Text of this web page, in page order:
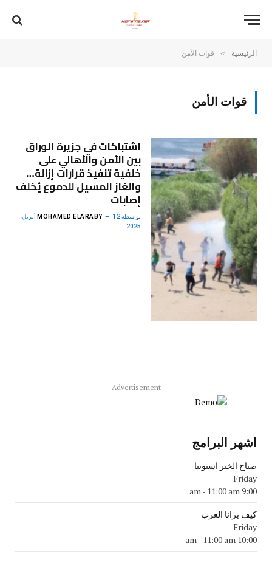
الرئيسية » قوات الأمن
قوات الأمن
اشتباكات في جزيرة الوراق
بين الأمن والأهالي على
خلفية تنفيذ قرارات إزالة…
والغاز المسيل للدموع يُخلف
إصابات
بواسطة MOHAMED ELARABY 12 أبريل،
2025
Advertisement
اشهر البرامج
صباح الخير استونيا
Friday
9:00 am
- 11:00 am
كيف يرانا الغرب
Friday
10:00 am
- 11:00 am